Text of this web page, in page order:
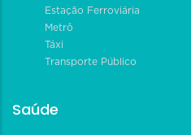
Estação Ferroviária
Metrô
Táxi
Transporte Público
Saúde